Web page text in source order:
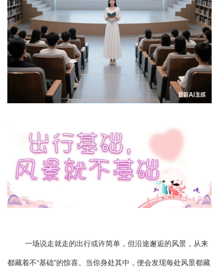
一场说走就走的出行或许简单，但沿途邂逅的风景，从来
都藏着不“基础”的惊喜。当你身处其中，便会发现每处风景都藏